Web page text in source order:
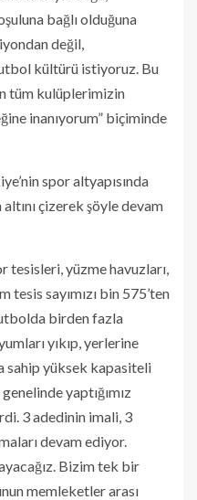
bağlı olduğuna
değil,
kültürü istiyoruz. Bu
tüm kulüplerimizin
inanıyorum” biçiminde
spor altyapısında
çizerek şöyle devam
tesisleri, yüzme havuzları,
tesis sayımızı bin 575’ten
birden fazla
yıkıp, yerlerine
sahip yüksek kapasiteli
yaptığımız
3 adedinin imali, 3
devam ediyor.
Bizim tek bir
memleketler arası